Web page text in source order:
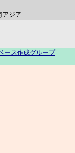
アジア
ース作成グループ